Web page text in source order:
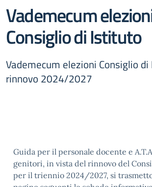
Vademecum
Consiglio di Istituto
Vademecum elezioni Consiglio
rinnovo 2024/2027
Guida per il personale docente e
genitori, in vista del rinnovo del
per il triennio 2024/2027, si